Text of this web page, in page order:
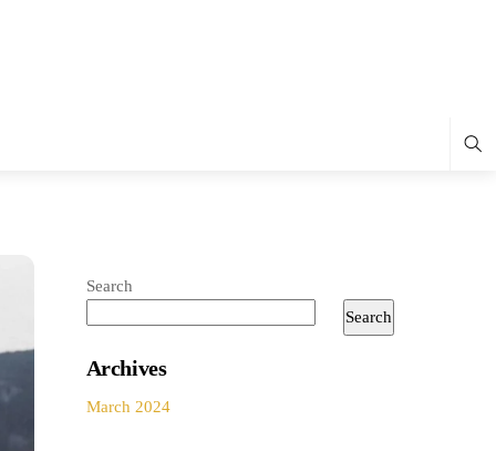
Search
Search
Archives
March 2024